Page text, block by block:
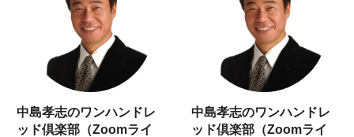
中島孝志のワンハンドレ
ッド倶楽部（Zoomライ
中島孝志のワンハンドレ
ッド倶楽部（Zoomライ